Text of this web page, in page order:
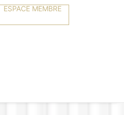
ESPACE MEMBRE